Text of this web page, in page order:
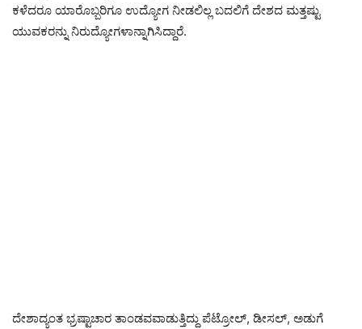
ಕಳೆದರೂ ಯಾರೊಬ್ಬರಿಗೂ ಉದ್ಯೋಗ ನೀಡಲಿಲ್ಲ ಬದಲಿಗೆ ದೇಶದ ಮತ್ತಷ್ಟು
ಯುವಕರನ್ನು ನಿರುದ್ಯೋಗಳಾನ್ನಾಗಿಸಿದ್ದಾರೆ.
ದೇಶಾದ್ಯಂತ ಭ್ರಷ್ಟಾಚಾರ ತಾಂಡವವಾಡುತ್ತಿದ್ದು ಪೆಟ್ರೋಲ್, ಡೀಸಲ್, ಅಡುಗೆ